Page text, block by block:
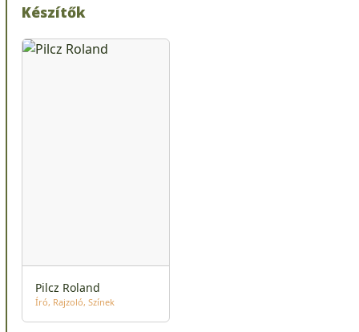
Készítők
Pilcz Roland
Író Rajzoló Színek